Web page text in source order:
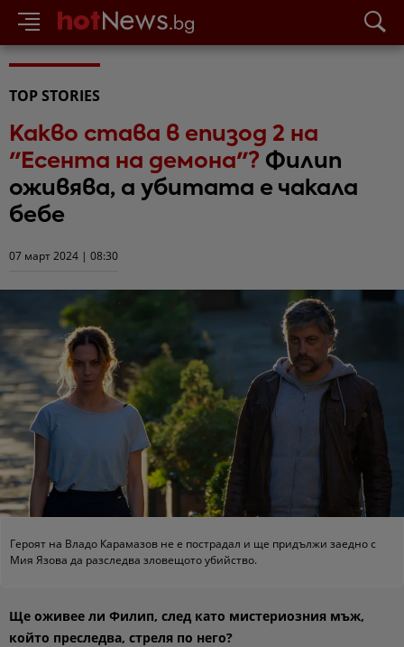
TOP STORIES
Какво става в епизод 2 на
"Есента на демона"? Филип
оживява, а убитата е чакала
бебе
07 март 2024 | 08:30
Героят на Владо Карамазов не е пострадал и ще придължи заедно с
Мия Язова да разследва зловещото убийство.
Ще оживее ли Филип, след като мистериозния мъж,
който преследва, стреля по него?